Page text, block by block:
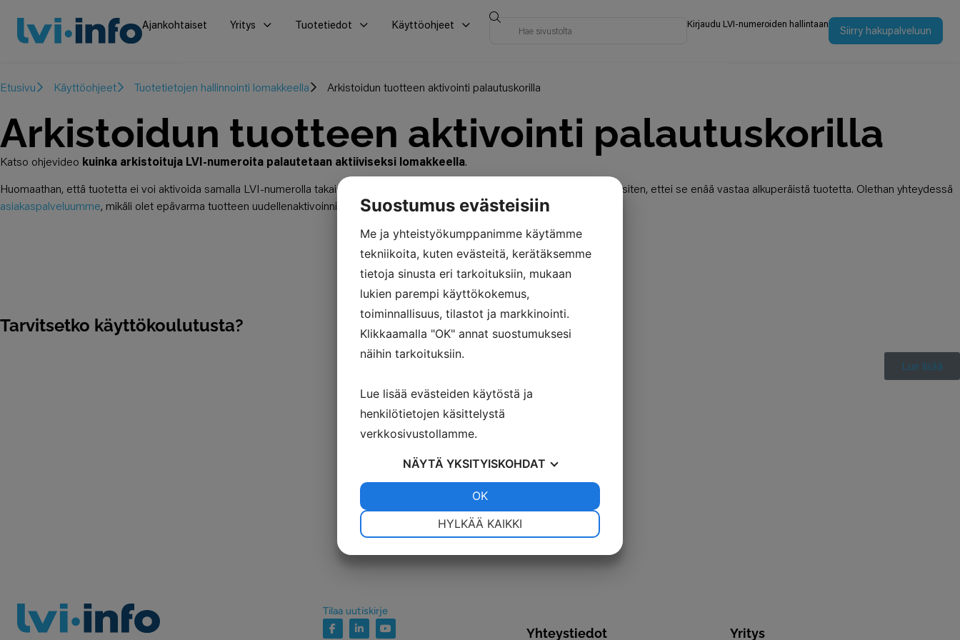
Ajankohtaiset Yritys Tuotetiedot Käyttöohjeet Kirjaudu LVI-numeroiden hallintaan Siirry hakupalveluun
Etusivu Käyttöohjeet Tuotetietojen hallinnointi lomakkeella Arkistoidun tuotteen aktivointi palautuskorilla
Arkistoidun tuotteen aktivointi palautuskorilla
Katso ohjevideo kuinka arkistoituja LVI-numeroita palautetaan aktiiviseksi lomakkeella.
Huomaathan, että tuotetta ei voi aktivoida samalla LVI-numerolla takaisin käyttöön, jos sen tekniset omaisuudet ovat muuttuneet siten, ettei se enää vastaa alkuperäistä tuotetta. Olethan yhteydessä
asiakaspalveluumme, mikäli olet epävarma tuotteen uudellenaktivoinnista.
Tarvitsetko käyttökoulutusta?
Lue lisää
Tilaa uutiskirje
Yhteystiedot Yritys
Suostumus evästeisiin
Me ja yhteistyökumppanimme käytämme
tekniikoita, kuten evästeitä, kerätäksemme
tietoja sinusta eri tarkoituksiin, mukaan
lukien parempi käyttökokemus,
toiminnallisuus, tilastot ja markkinointi.
Klikkaamalla "OK" annat suostumuksesi
näihin tarkoituksiin.
Lue lisää evästeiden käytöstä ja
henkilötietojen käsittelystä
verkkosivustollamme.
NÄYTÄ YKSITYISKOHDAT
HYLKÄÄ KAIKKI
OK